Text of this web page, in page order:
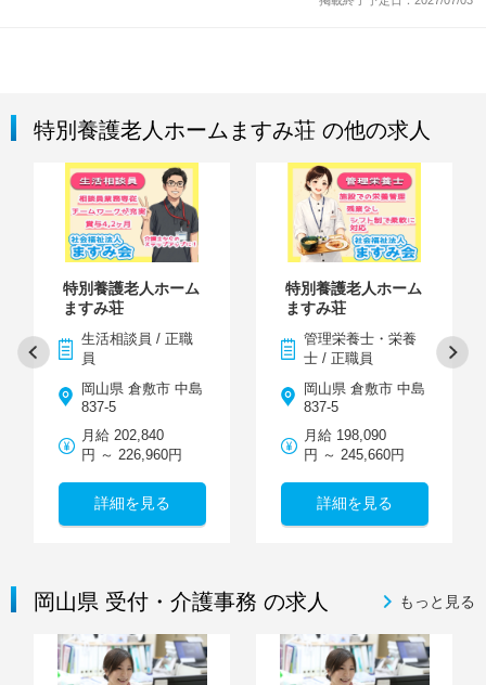
特別養護老人ホームますみ荘 の他の求人
特別養護老人ホーム
ますみ荘
生活相談員 / 正職
員
岡山県 倉敷市 中島
837-5
月給 202,840
円 ～ 226,960円
詳細を見る
特別養護老人ホーム
ますみ荘
管理栄養士・栄養
士 / 正職員
岡山県 倉敷市 中島
837-5
月給 198,090
円 ～ 245,660円
詳細を見る
岡山県 受付・介護事務 の求人 もっと見る